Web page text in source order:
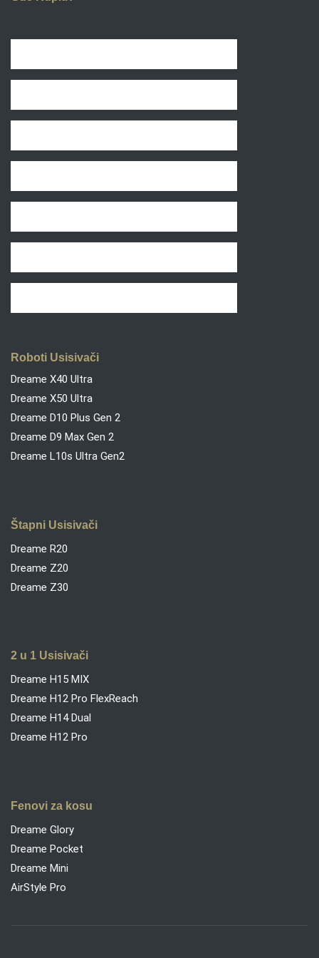
Roboti Usisivači
Dreame X40 Ultra
Dreame X50 Ultra
Dreame D10 Plus Gen 2
Dreame D9 Max Gen 2
Dreame L10s Ultra Gen2
Štapni Usisivači
Dreame R20
Dreame Z20
Dreame Z30
2 u 1 Usisivači
Dreame H15 MIX
Dreame H12 Pro FlexReach
Dreame H14 Dual
Dreame H12 Pro
Fenovi za kosu
Dreame Glory
Dreame Pocket
Dreame Mini
AirStyle Pro